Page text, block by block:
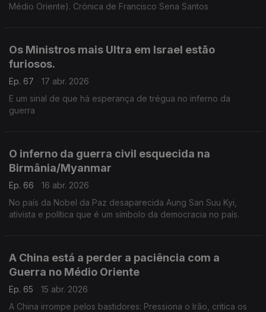
Médio Oriente). Crónica de Francisco Sena Santos
Os Ministros mais Ultra em Israel estão
furiosos.
Ep. 67
17 abr. 2026
E um sinal de que há esperança de trégua no inferno da
guerra
O inferno da guerra civil esquecida na
Birmânia/Myanmar
Ep. 66
16 abr. 2026
No país da Nobel da Paz desaparecida Aung San Suu Kyi,
ativista e política que é um símbolo da democracia no país.
A China está a perder a paciência com a
Guerra no Médio Oriente
Ep. 65
15 abr. 2026
A China irrompe pelos bastidores: Pressiona o Irão, critica os